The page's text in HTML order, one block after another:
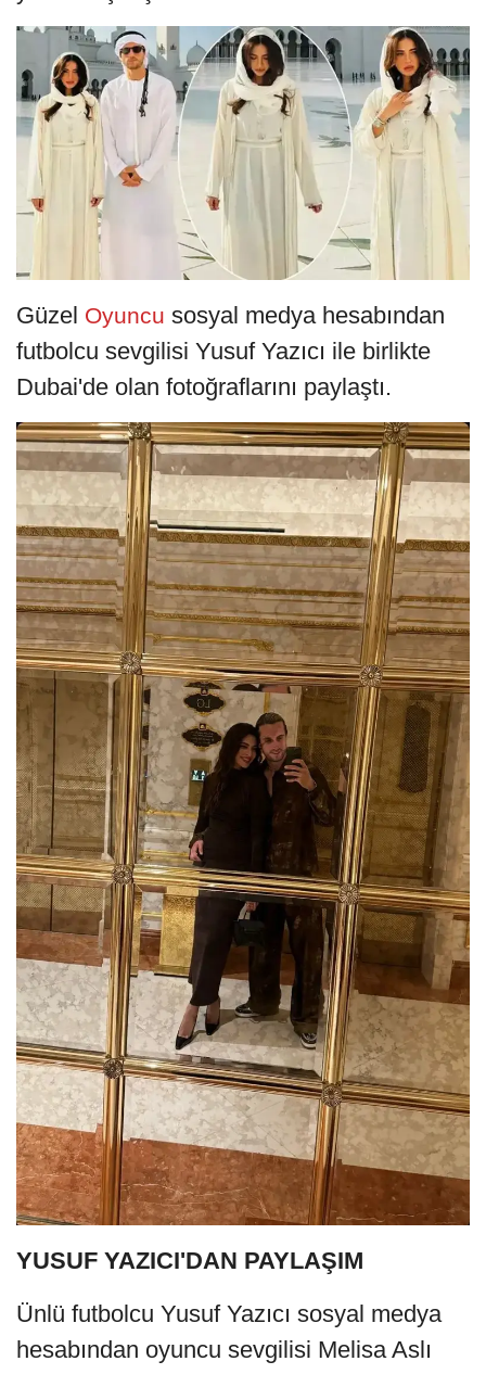
Güzel Oyuncu sosyal medya hesabından
futbolcu sevgilisi Yusuf Yazıcı ile birlikte
Dubai'de olan fotoğraflarını paylaştı.
YUSUF YAZICI'DAN PAYLAŞIM
Ünlü futbolcu Yusuf Yazıcı sosyal medya
hesabından oyuncu sevgilisi Melisa Aslı